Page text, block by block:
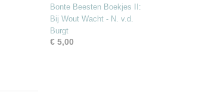
Bonte Beesten Boekjes II:
Bij Wout Wacht - N. v.d.
Burgt
€ 5,00